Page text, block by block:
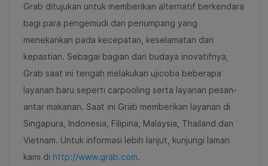
Grab ditujukan untuk memberikan alternatif berkendara
bagi para pengemudi dan penumpang yang
menekankan pada kecepatan, keselamatan dan
kepastian. Sebagai bagian dari budaya inovatifnya,
Grab saat ini tengah melakukan ujicoba beberapa
layanan baru seperti carpooling serta layanan pesan-
antar makanan. Saat ini Grab memberikan layanan di
Singapura, Indonesia, Filipina, Malaysia, Thailand dan
Vietnam. Untuk informasi lebih lanjut, kunjungi laman
kami di http://www.grab.com.